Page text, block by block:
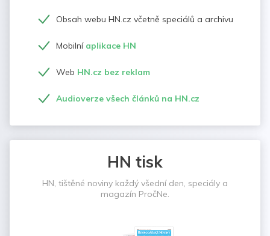
Obsah webu HN.cz včetně speciálů a archivu
Mobilní aplikace HN
Web HN.cz bez reklam
Audioverze všech článků na HN.cz
HN tisk
HN, tištěné noviny každý všední den, speciály a
magazín PročNe.